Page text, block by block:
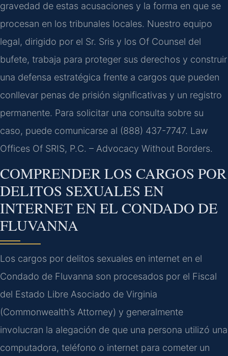
gravedad de estas acusaciones y la forma en que se
procesan en los tribunales locales. Nuestro equipo
legal, dirigido por el Sr. Sris y los Of Counsel del
bufete, trabaja para proteger sus derechos y construir
una defensa estratégica frente a cargos que pueden
conllevar penas de prisión significativas y un registro
permanente. Para solicitar una consulta sobre su
caso, puede comunicarse al (888) 437-7747. Law
Offices Of SRIS, P.C. – Advocacy Without Borders.
COMPRENDER LOS CARGOS POR
DELITOS SEXUALES EN
INTERNET EN EL CONDADO DE
FLUVANNA
Los cargos por delitos sexuales en internet en el
Condado de Fluvanna son procesados por el Fiscal
del Estado Libre Asociado de Virginia
(Commonwealth’s Attorney) y generalmente
involucran la alegación de que una persona utilizó una
computadora, teléfono o internet para cometer un